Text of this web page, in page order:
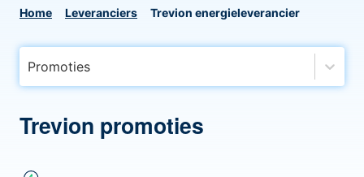
Home Leveranciers Trevion energieleverancier
Promoties
Trevion promoties